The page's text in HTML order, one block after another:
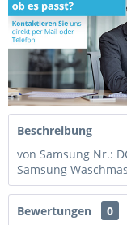
Beschreibung
von Samsung Nr.:
Samsung
Bewertungen
0